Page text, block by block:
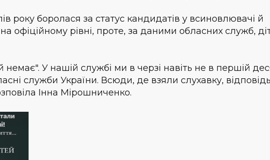
року боролася за статус кандидатів у всиновлювачі й
офіційному рівні, проте, за даними обласних служб,
немає". У нашій службі ми в черзі навіть не в першій
служби України. Всюди, де взяли слухавку, відповідь
Інна Мірошниченко.